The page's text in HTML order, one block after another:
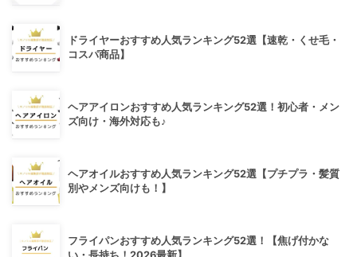
ドライヤーおすすめ人気ランキング52選【速乾・くせ毛・
コスパ商品】
ヘアアイロンおすすめ人気ランキング52選！初心者・メン
ズ向け・海外対応も♪
ヘアオイルおすすめ人気ランキング52選【プチプラ・髪質
別やメンズ向けも！】
フライパンおすすめ人気ランキング52選！【焦げ付かな